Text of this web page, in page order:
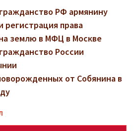
РФ армянину
права
землю в МФЦ в Москве
России
от Собянина в